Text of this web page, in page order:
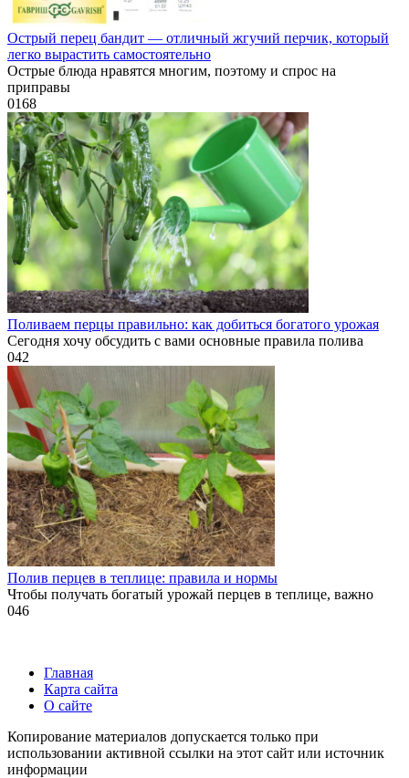
Острый перец бандит — отличный жгучий перчик, который
легко вырастить самостоятельно
Острые блюда нравятся многим, поэтому и спрос на
приправы
0168
Поливаем перцы правильно: как добиться богатого урожая
Сегодня хочу обсудить с вами основные правила полива
042
Полив перцев в теплице: правила и нормы
Чтобы получать богатый урожай перцев в теплице, важно
046
Главная
Карта сайта
О сайте
Копирование материалов допускается только при
использовании активной ссылки на этот сайт или источник
информации